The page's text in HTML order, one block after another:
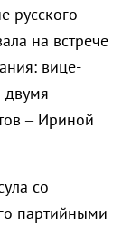
русского
на встрече
вице-
двумя
– Ириной
со
партийными